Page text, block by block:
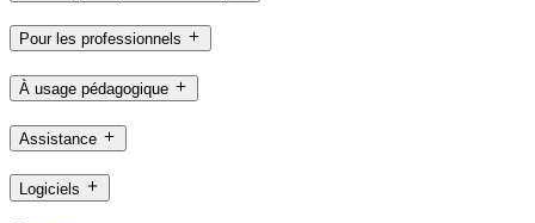
Pour les professionnels
À usage pédagogique
Assistance
Logiciels